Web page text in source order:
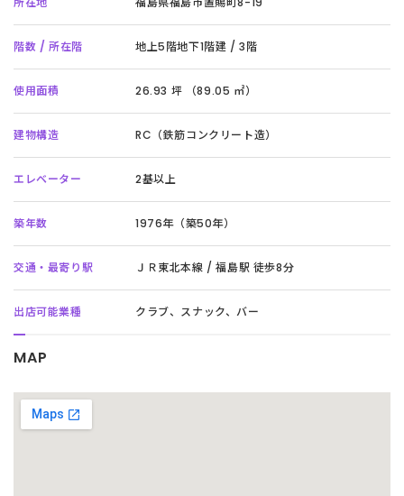
階数 / 所在階 地上5階地下1階建 / 3階
使用面積 26.93 坪 （89.05 ㎡）
建物構造 RC（鉄筋コンクリート造）
エレベーター 2基以上
築年数 1976年（築50年）
交通・最寄り駅 ＪＲ東北本線 / 福島駅 徒歩8分
出店可能業種 クラブ、スナック、バー
MAP